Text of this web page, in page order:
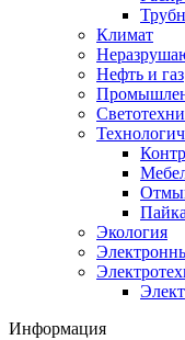
Климат
Нефть и газ
Пайка
Экология
Информация